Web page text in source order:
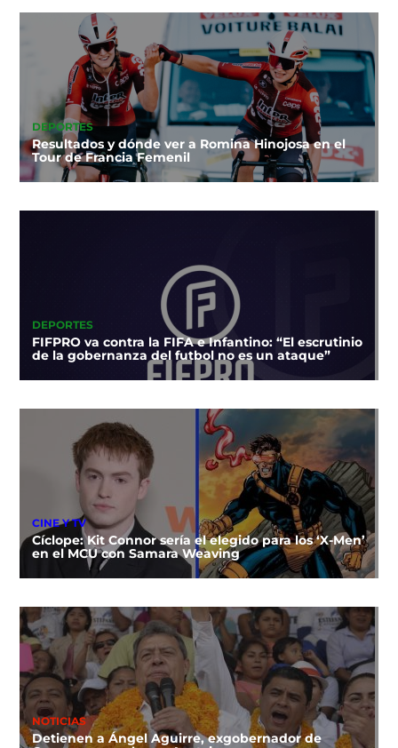
DEPORTES
Resultados y dónde ver a Romina Hinojosa en el
Tour de Francia Femenil
DEPORTES
FIFPRO va contra la FIFA e Infantino: “El escrutinio
de la gobernanza del futbol no es un ataque”
CINE Y TV
Cíclope: Kit Connor sería el elegido para los ‘X-Men’
en el MCU con Samara Weaving
NOTICIAS
Detienen a Ángel Aguirre, exgobernador de